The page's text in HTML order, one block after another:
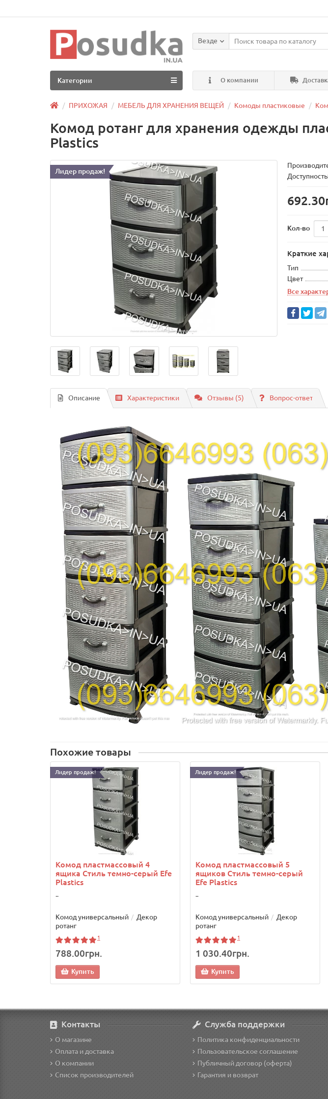
Везде
О компании
Категории
ПРИХОЖАЯ МЕБЕЛЬ ДЛЯ ХРАНЕНИЯ ВЕЩЕЙ Комоды пластиковые
Комод ротанг для хранения одежды
Plastics
Лидер продаж!
Кол-во
Краткие
Тип
Цвет
Все
Описание Характеристики Отзывы (5) Вопрос-ответ
Похожие товары
Лидер продаж!
Комод пластмассовый 4
ящика Стиль темно-серый Efe
Plastics
..
Комод универсальный
Декор
ротанг
1
788.00грн.
Купить
Лидер продаж!
Комод пластмассовый 5
ящиков Стиль темно-серый
Efe Plastics
..
Комод универсальный
Декор
ротанг
1
1 030.40грн.
Купить
Контакты
О магазине
Оплата и доставка
О компании
Список производителей
Служба поддержки
Политика конфиденциальности
Пользовательское соглашение
Публичный договор (оферта)
Гарантия и возврат